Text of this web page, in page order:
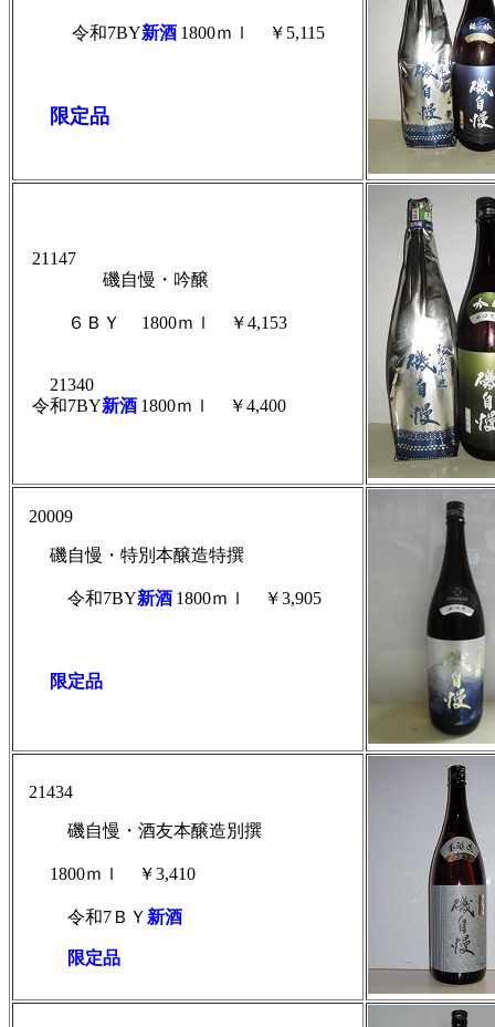
令和7BY新酒 1800ｍｌ ￥5,115
限定品
21147
磯自慢・吟醸
６ＢＹ 1800ｍｌ ￥4,153
21340
令和7BY新酒 1800ｍｌ ￥4,400
20009
磯自慢・特別本醸造特撰
令和7BY新酒 1800ｍｌ ￥3,905
限定品
21434
磯自慢・酒友本醸造別撰
1800ｍｌ ￥3,410
令和7ＢＹ 新酒
限定品